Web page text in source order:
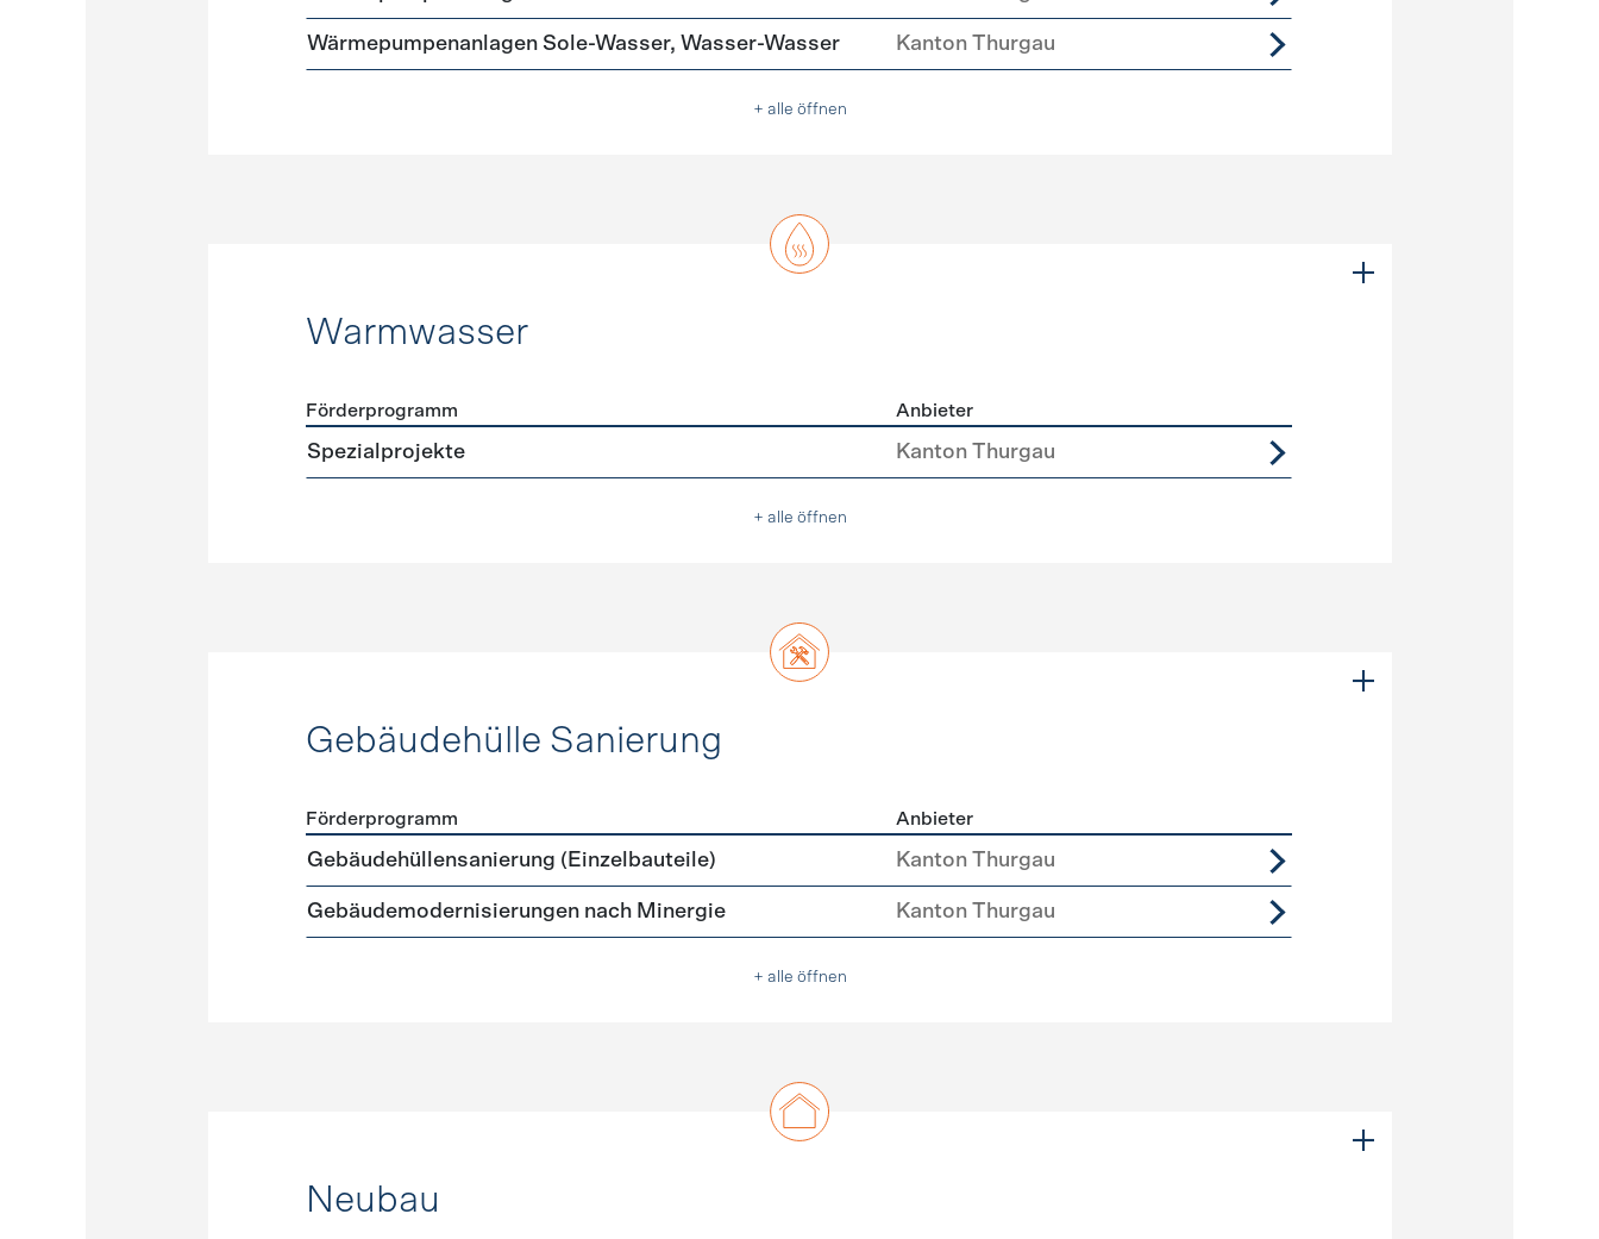
Wärmepumpenanlagen Sole-Wasser, Wasser-Wasser Kanton Thurgau
+ alle öffnen
Warmwasser
Förderprogramme
Förderprogramm Anbieter
Spezialprojekte Kanton Thurgau
+ alle öffnen
Gebäudehülle Sanierung
Förderprogramme Gebäudehülle Sanierung
Förderprogramm Anbieter
Gebäudehüllensanierung (Einzelbauteile) Kanton Thurgau
Gebäudemodernisierungen nach Minergie Kanton Thurgau
+ alle öffnen
Neubau